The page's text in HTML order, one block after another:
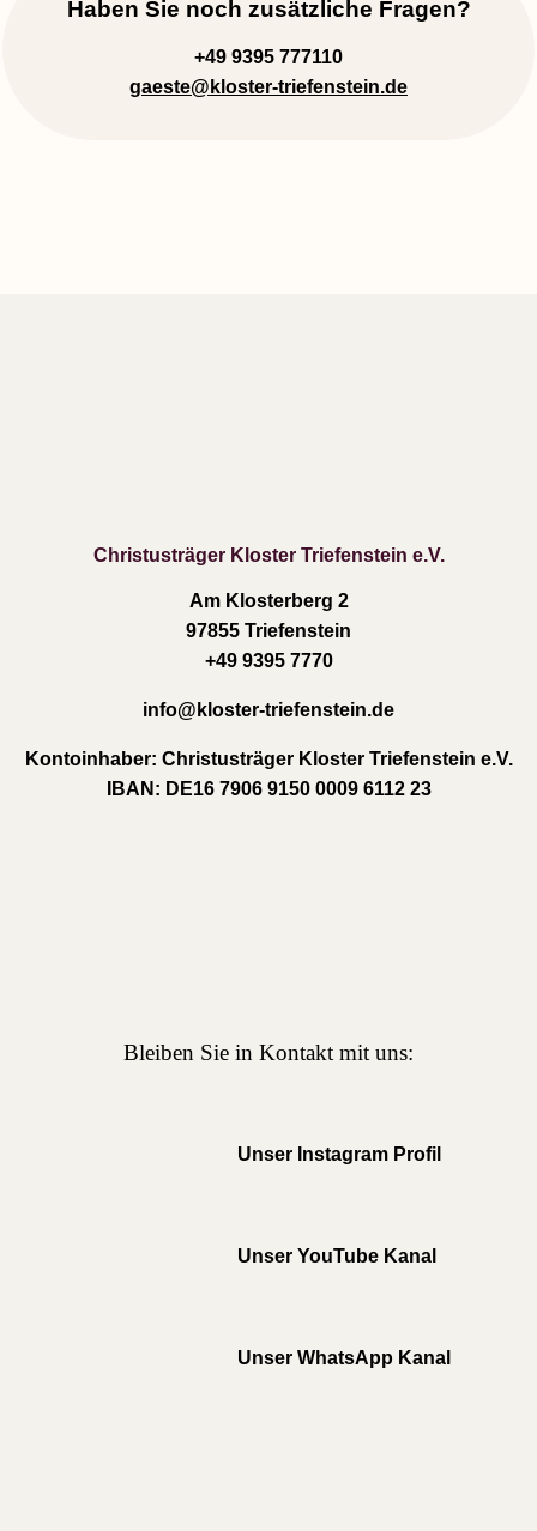
Haben Sie noch zusätzliche Fragen?
+49 9395 777110
gaeste@kloster-triefenstein.de
Christusträger Kloster Triefenstein e.V.
Am Klosterberg 2
97855 Triefenstein
+49 9395 7770
info@kloster-triefenstein.de
Kontoinhaber: Christusträger Kloster Triefenstein e.V.
IBAN: DE16 7906 9150 0009 6112 23
Bleiben Sie in Kontakt mit uns:
Unser Instagram Profil
Unser YouTube Kanal
Unser WhatsApp Kanal